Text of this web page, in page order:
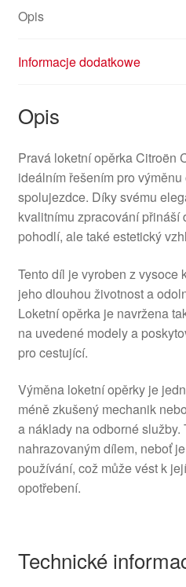
Opis
Informacje dodatkowe
Opis
Pravá loketní opěrka Citroën
ideálním řešením pro
spolujezdce. Díky svému
kvalitnímu zpracování přináší
pohodlí, ale také estetický
Tento díl je vyroben z vysoce
jeho dlouhou životnost a
Loketní opěrka je navržena
na uvedené modely a
pro cestující.
Výměna loketní opěrky je
méně zkušený mechanik
a náklady na odborné služby.
nahrazovaným dílem, neboť
používání, což může vést k
opotřebení.
Technické